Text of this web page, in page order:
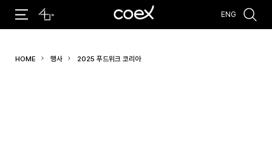
#코엑스 전시 #행사 #주차안내
ENG
HOME 행사 2025 푸드위크 코리아